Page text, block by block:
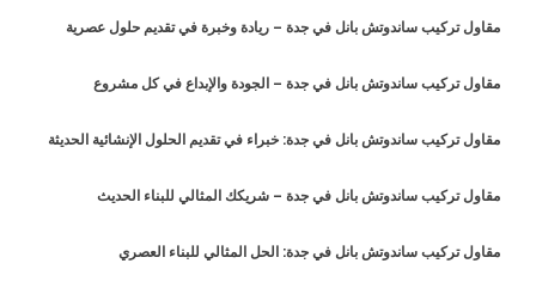
مقاول تركيب ساندوتش بانل في جدة – ريادة وخبرة في تقديم حلول عصرية
مقاول تركيب ساندوتش بانل في جدة – الجودة والإبداع في كل مشروع
مقاول تركيب ساندوتش بانل في جدة: خبراء في تقديم الحلول الإنشائية الحديثة
مقاول تركيب ساندوتش بانل في جدة – شريكك المثالي للبناء الحديث
مقاول تركيب ساندوتش بانل في جدة: الحل المثالي للبناء العصري